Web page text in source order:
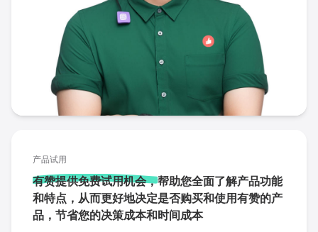
产品试用
有赞提供免费试用机会，帮助您全面了解产品功能
和特点，从而更好地决定是否购买和使用有赞的产
品，节省您的决策成本和时间成本